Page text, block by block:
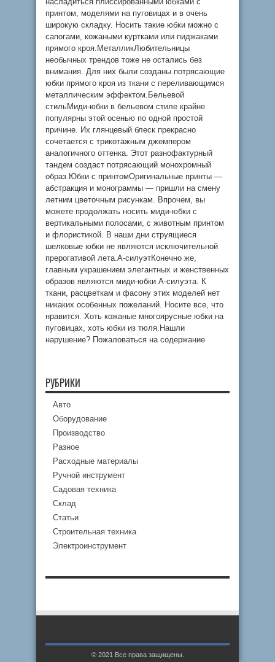
принтом, моделями на пуговицах и в очень
широкую складку. Носить такие юбки можно с
сапогами, кожаными куртками или пиджаками
прямого кроя.МеталликЛюбительницы
необычных трендов тоже не остались без
внимания. Для них были созданы потрясающие
юбки прямого кроя из ткани с переливающимся
металлическим эффектом.Бельевой
стильМиди-юбки в бельевом стиле крайне
популярны этой осенью по одной простой
причине. Их глянцевый блеск прекрасно
сочетается с трикотажным джемпером
аналогичного оттенка. Этот разнофактурный
тандем создаст потрясающий монохромный
образ.Юбки с принтомОригинальные принты —
абстракция и монограммы — пришли на смену
летним цветочным рисункам. Впрочем, вы
можете продолжать носить миди-юбки с
вертикальными полосами, с животным принтом
и флористикой. В наши дни струящиеся
шелковые юбки не являются исключительной
прерогативой лета.А-силуэтКонечно же,
главным украшением элегантных и женственных
образов являются миди-юбки А-силуэта. К
ткани, расцветкам и фасону этих моделей нет
никаких особенных пожеланий. Носите все, что
нравится. Хоть кожаные многоярусные юбки на
пуговицах, хоть юбки из тюля.Нашли
нарушение? Пожаловаться на содержание
РУБРИКИ
Авто
Оборудование
Производство
Разное
Расходные материалы
Ручной инструмент
Садовая техника
Склад
Статьи
Строительная техника
Электроинструмент
© 2021 Все права защищены.